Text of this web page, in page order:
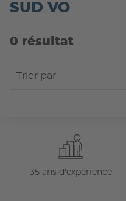
SUD VO
0 résultat
Trier par
35 ans d'expérience